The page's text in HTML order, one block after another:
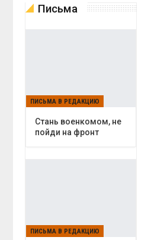
Письма
ПИСЬМА В РЕДАКЦИЮ
Cтань военкомом, не
пойди на фронт
ПИСЬМА В РЕДАКЦИЮ